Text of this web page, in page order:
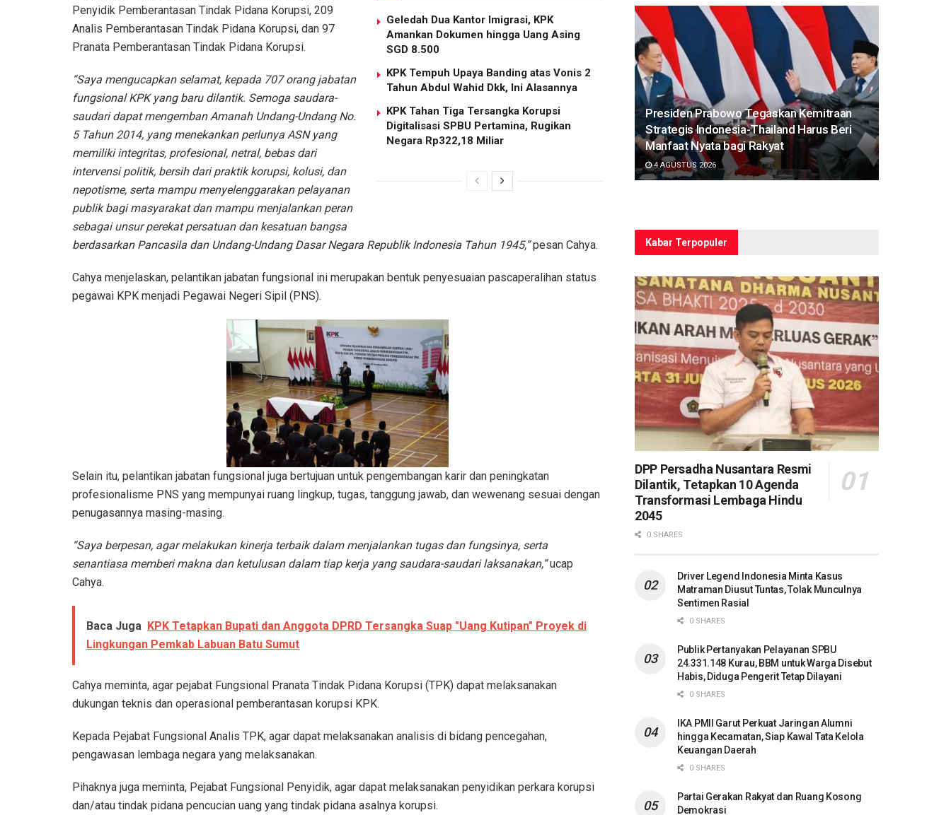
Geledah Dua Kantor Imigrasi, KPK
Amankan Dokumen hingga Uang Asing
SGD 8.500
KPK Tempuh Upaya Banding atas Vonis 2
Tahun Abdul Wahid Dkk, Ini Alasannya
KPK Tahan Tiga Tersangka Korupsi
Digitalisasi SPBU Pertamina, Rugikan
Negara Rp322,18 Miliar
Penyidik Pemberantasan Tindak Pidana Korupsi, 209
Analis Pemberantasan Tindak Pidana Korupsi, dan 97
Pranata Pemberantasan Tindak Pidana Korupsi.
“Saya mengucapkan selamat, kepada 707 orang jabatan
fungsional KPK yang baru dilantik. Semoga saudara-
saudari dapat mengemban Amanah Undang-Undang No.
5 Tahun 2014, yang menekankan perlunya ASN yang
memiliki integritas, profesional, netral, bebas dari
intervensi politik, bersih dari praktik korupsi, kolusi, dan
nepotisme, serta mampu menyelenggarakan pelayanan
publik bagi masyarakat dan mampu menjalankan peran
sebagai unsur perekat persatuan dan kesatuan bangsa
berdasarkan Pancasila dan Undang-Undang Dasar Negara Republik Indonesia Tahun 1945,”pesan Cahya.
Cahya menjelaskan, pelantikan jabatan fungsional ini merupakan bentuk penyesuaian pascaperalihan status
pegawai KPK menjadi Pegawai Negeri Sipil (PNS).
Selain itu, pelantikan jabatan fungsional juga bertujuan untuk pengembangan karir dan peningkatan
profesionalisme PNS yang mempunyai ruang lingkup, tugas, tanggung jawab, dan wewenang sesuai dengan
penugasannya masing-masing.
“Saya berpesan, agar melakukan kinerja terbaik dalam menjalankan tugas dan fungsinya, serta
senantiasa memberi makna dan ketulusan dalam tiap kerja yang saudara-saudari laksanakan,”ucap
Cahya.
Baca Juga KPK Tetapkan Bupati dan Anggota DPRD Tersangka Suap "Uang Kutipan" Proyek di
Lingkungan Pemkab Labuan Batu Sumut
Cahya meminta, agar pejabat Fungsional Pranata Tindak Pidana Korupsi (TPK) dapat melaksanakan
dukungan teknis dan operasional pemberantasan korupsi KPK.
Kepada Pejabat Fungsional Analis TPK, agar dapat melaksanakan analisis di bidang pencegahan,
pengawasan lembaga negara yang melaksanakan.
Pihaknya juga meminta, Pejabat Fungsional Penyidik, agar dapat melaksanakan penyidikan perkara korupsi
dan/atau tindak pidana pencucian uang yang tindak pidana asalnya korupsi.
Presiden Prabowo Tegaskan Kemitraan
Strategis Indonesia-Thailand Harus Beri
Manfaat Nyata bagi Rakyat
4 AGUSTUS 2026
Kabar Terpopuler
DPP Persadha Nusantara Resmi
Dilantik, Tetapkan 10 Agenda
Transformasi Lembaga Hindu
2045
0 SHARES
Driver Legend Indonesia Minta Kasus
Matraman Diusut Tuntas, Tolak Munculnya
Sentimen Rasial
0 SHARES
Publik Pertanyakan Pelayanan SPBU
24.331.148 Kurau, BBM untuk Warga Disebut
Habis, Diduga Pengerit Tetap Dilayani
0 SHARES
IKA PMII Garut Perkuat Jaringan Alumni
hingga Kecamatan, Siap Kawal Tata Kelola
Keuangan Daerah
0 SHARES
Partai Gerakan Rakyat dan Ruang Kosong
Demokrasi